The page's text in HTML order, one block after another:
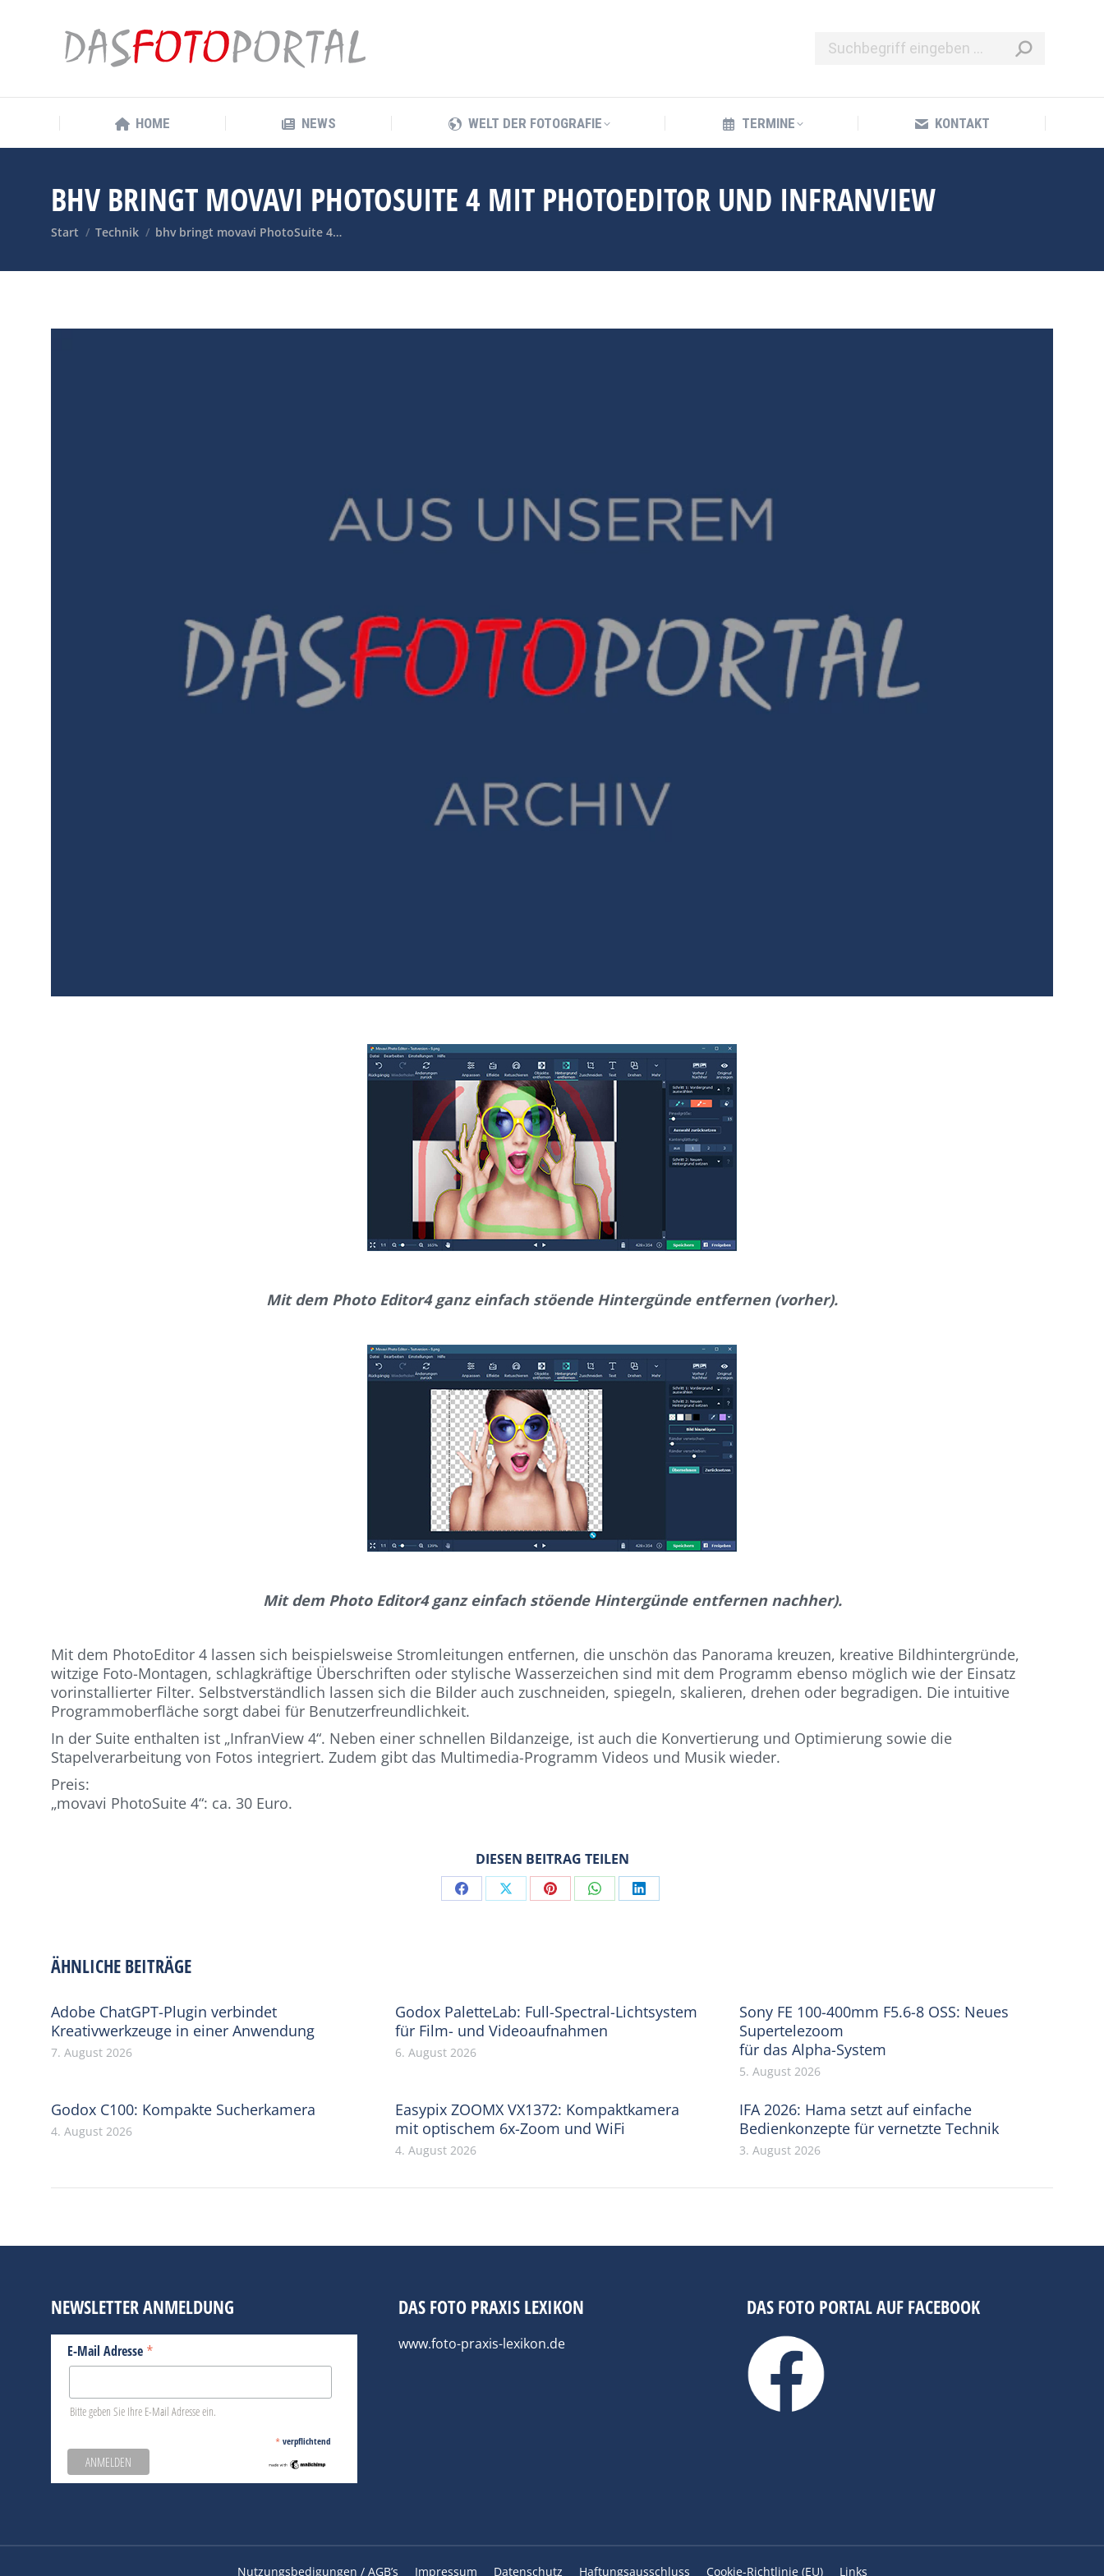
HOME NEWS WELT DER FOTOGRAFIE TERMINE KONTAKT
BHV BRINGT MOVAVI PHOTOSUITE 4 MIT PHOTOEDITOR UND INFRANVIEW
Sie befinden sich hier:
Start Technik bhv bringt movavi PhotoSuite 4…
Mit dem Photo Editor4 ganz einfach stöende Hintergünde entfernen (vorher).
Mit dem Photo Editor4 ganz einfach stöende Hintergünde entfernen nachher).
Mit dem PhotoEditor 4 lassen sich beispielsweise Stromleitungen entfernen, die unschön das Panorama kreuzen, kreative Bildhintergründe,
witzige Foto-Montagen, schlagkräftige Überschriften oder stylische Wasserzeichen sind mit dem Programm ebenso möglich wie der Einsatz
vorinstallierter Filter. Selbstverständlich lassen sich die Bilder auch zuschneiden, spiegeln, skalieren, drehen oder begradigen. Die intuitive
Programmoberfläche sorgt dabei für Benutzerfreundlichkeit.
In der Suite enthalten ist „InfranView 4“. Neben einer schnellen Bildanzeige, ist auch die Konvertierung und Optimierung sowie die
Stapelverarbeitung von Fotos integriert. Zudem gibt das Multimedia-Programm Videos und Musik wieder.
Preis:
„movavi PhotoSuite 4“: ca. 30 Euro.
DIESEN BEITRAG TEILEN
Share Share Share Share Share
ÄHNLICHE BEITRÄGE
Adobe ChatGPT-Plugin verbindet
Kreativwerkzeuge in einer Anwendung
7. August 2026
Godox PaletteLab: Full-Spectral-Lichtsystem
für Film- und Videoaufnahmen
6. August 2026
Sony FE 100-400mm F5.6-8 OSS: Neues
Supertelezoom
für das Alpha-System
5. August 2026
Godox C100: Kompakte Sucherkamera
4. August 2026
Easypix ZOOMX VX1372: Kompaktkamera
mit optischem 6x-Zoom und WiFi
4. August 2026
IFA 2026: Hama setzt auf einfache
Bedienkonzepte für vernetzte Technik
3. August 2026
NEWSLETTER ANMELDUNG
E-Mail Adresse *
Bitte geben Sie Ihre E-Mail Adresse ein.
* verpflichtend
DAS FOTO PRAXIS LEXIKON
www.foto-praxis-lexikon.de
DAS FOTO PORTAL AUF FACEBOOK
Nutzungsbedigungen / AGB’s Impressum Datenschutz Haftungsausschluss Cookie-Richtlinie (EU) Links
HOME NEWS